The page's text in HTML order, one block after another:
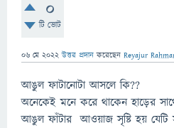
0
টি ভোট
06 মে 2022 উত্তর প্রদান করেছেন Reyajur
আঙুল ফাটানোটা আসলে কি??
অনেকেই মনে করে থাকেন হাড়ের
আঙুল ফাঁটার আওয়াজ সৃষ্টি হয় যেটি